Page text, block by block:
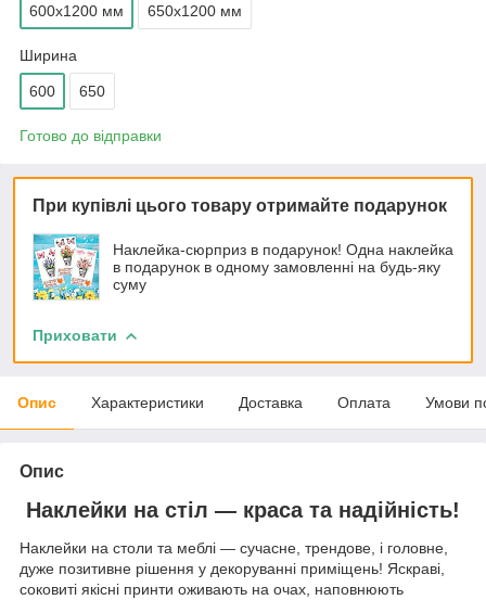
600х1200 мм 650х1200 мм
Ширина
600 650
Готово до відправки
При купівлі цього товару отримайте подарунок
Наклейка-сюрприз в подарунок! Одна наклейка
в подарунок в одному замовленні на будь-яку
суму
Приховати
Опис Характеристики Доставка Оплата Умови
Опис
Наклейки на стіл — краса та надійність!
Наклейки на столи та меблі — сучасне, трендове, і головне,
дуже позитивне рішення у декоруванні приміщень! Яскраві,
соковиті якісні принти оживають на очах, наповнюють